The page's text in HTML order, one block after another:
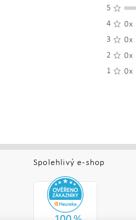
5
4
0x
3
0x
2
0x
1
0x
Spolehlivý e-shop